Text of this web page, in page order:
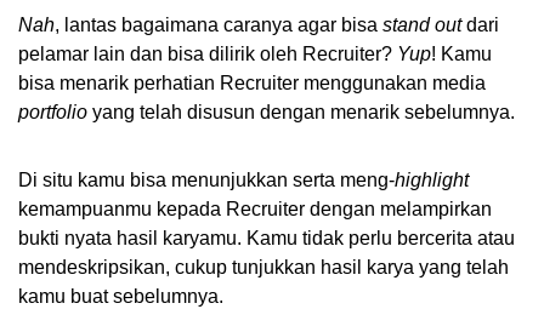
Nah, lantas bagaimana caranya agar bisa stand out dari
pelamar lain dan bisa dilirik oleh Recruiter? Yup! Kamu
portfolio yang telah disusun dengan menarik sebelumnya.
Di situ kamu bisa menunjukkan serta meng-highlight
kemampuanmu kepada Recruiter dengan melampirkan
bukti nyata hasil karyamu. Kamu tidak perlu bercerita atau
mendeskripsikan, cukup tunjukkan hasil karya yang telah
kamu buat sebelumnya.